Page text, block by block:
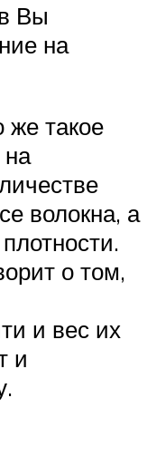
Вы
на
же такое
волокна, а
о том,
и вес их
и